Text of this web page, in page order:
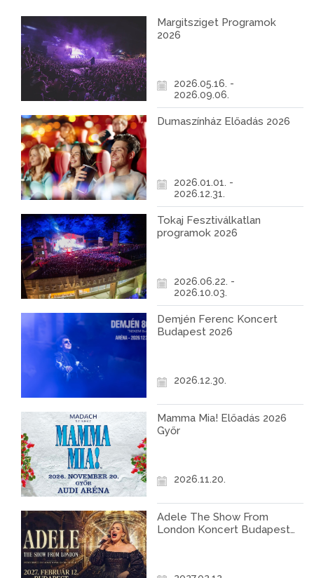
Margitsziget Programok
2026
2026.05.16. -
2026.09.06.
Dumaszínház Előadás 2026
2026.01.01. -
2026.12.31.
Tokaj Fesztiválkatlan
programok 2026
2026.06.22. -
2026.10.03.
Demjén Ferenc Koncert
Budapest 2026
2026.12.30.
Mamma Mia! Előadás 2026
Győr
2026.11.20.
Adele The Show From
London Koncert Budapest